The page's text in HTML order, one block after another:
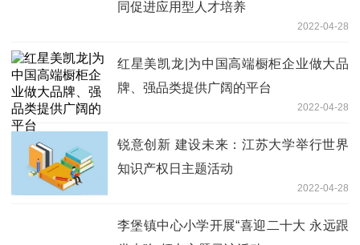
同促进应用型人才培养
2022-04-28
红星美凯龙|为中国高端橱柜企业做大品
牌、强品类提供广阔的平台
2022-04-28
锐意创新 建设未来：江苏大学举行世界
知识产权日主题活动
2022-04-28
李堡镇中心小学开展“喜迎二十大 永远跟